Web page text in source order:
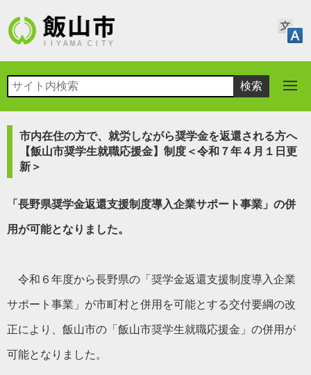
市内在住の方で、就労しながら奨学金を返還される方へ
【飯山市奨学生就職応援金】制度＜令和７年４月１日更
新＞
「長野県奨学金返還支援制度導入企業サポート事業」の併
用が可能となりました。
令和６年度から長野県の「奨学金返還支援制度導入企業
サポート事業」が市町村と併用を可能とする交付要綱の改
正により、飯山市の「飯山市奨学生就職応援金」の併用が
可能となりました。